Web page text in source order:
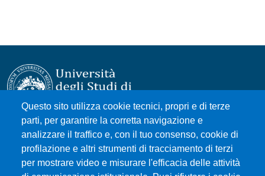
Questo sito utilizza cookie tecnici, propri e di terze
parti, per garantire la corretta navigazione e
analizzare il traffico e, con il tuo consenso, cookie di
profilazione e altri strumenti di tracciamento di terzi
per mostrare video e misurare l'efficacia delle attività
Università degli Studi di Messina
Piazza Pugliatti, 1 - 98122 Messina
Cod. Fiscale 80004070837